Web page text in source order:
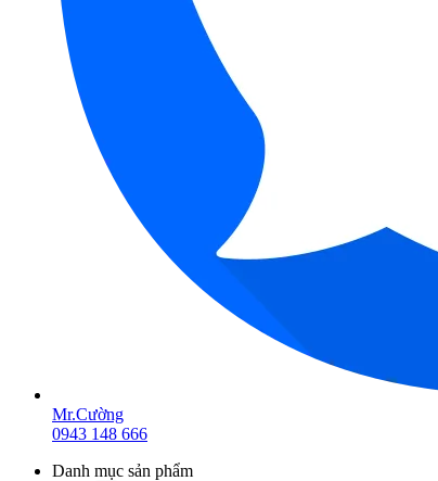
Mr.Cường
0943 148 666
Danh mục sản phẩm